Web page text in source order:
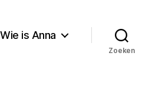
Wie is Anna
Zoeken